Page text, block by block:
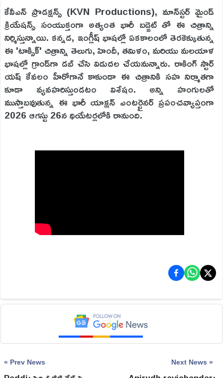
కేవీఎన్ ప్రొడక్షన్స్ (KVN Productions), మాన్‌స్టర్ మైండ్
క్రియేషన్స్ సంయుక్తంగా అత్యంత భారీ బడ్జెట్ తో ఈ చిత్రాన్ని
నిర్మిస్తున్నాయి. కన్నడ, ఇంగ్లీష్ భాషల్లో ఏకకాలంలో తెరకెక్కుతున్న
ఈ 'టాక్సిక్' చిత్రాన్ని తెలుగు, హిందీ, తమిళం, మరియు మలయాళ
భాషల్లో గ్రాండ్‌గా డబ్ చేసి విడుదల చేయనున్నారు. రాకింగ్ స్టార్
యష్ కేవలం హీరోగానే కాకుండా ఈ చిత్రానికి సహ నిర్మాతగా
కూడా వ్యవహరిస్తుండటం విశేషం. అన్ని హంగులతో
ముస్తాబవుతున్న ఈ భారీ యాక్షన్ ఎంటర్టైనర్ ప్రపంచవ్యాప్తంగా
2026 ఆగస్టు 26న థియేటర్లలోకి రానుంది.
« Prev News Next News »